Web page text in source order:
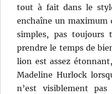
tout à fait dans le
enchaîne un maximum
simples, pas toujours
prendre le temps de
lion est assez
Madeline Hurlock
n’est visiblement